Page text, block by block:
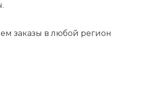
заказы в любой регион